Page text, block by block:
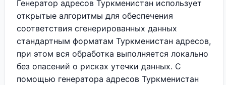
Генератор адресов Туркменистан использует
открытые алгоритмы для обеспечения
соответствия сгенерированных данных
стандартным форматам Туркменистан адресов,
при этом вся обработка выполняется локально
без опасений о рисках утечки данных. С
помощью генератора адресов Туркменистан